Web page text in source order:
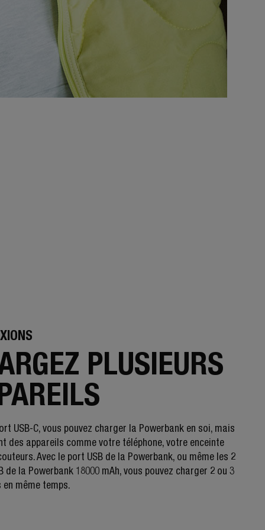
PLUSIEURS
USB-C, vous pouvez charger la Powerbank en soi, mais
des appareils comme votre téléphone, votre enceinte
Avec le port USB de la Powerbank, ou même les 2
de la Powerbank 18000 mAh, vous pouvez charger 2 ou 3
même temps.